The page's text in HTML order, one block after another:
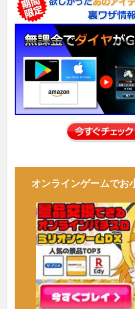
オンラインゲームでお